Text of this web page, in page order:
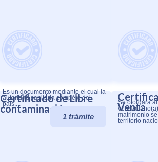
Certificado de Libre
contaminación
Es un documento mediante el cual la
autoridad sanitaria compéte del
país....
1 trámite
Venta
Se otorgará
matrimonio
territorio